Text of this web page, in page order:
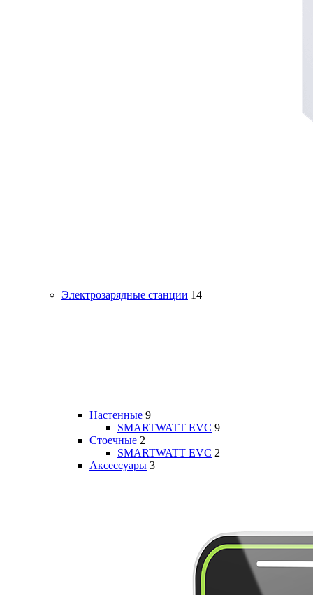
Электрозарядные станции 14
Настенные 9
SMARTWATT EVC 9
Стоечные 2
SMARTWATT EVC 2
Аксессуары 3